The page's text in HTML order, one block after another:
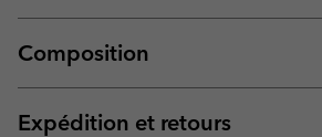
Composition
Expédition et retours